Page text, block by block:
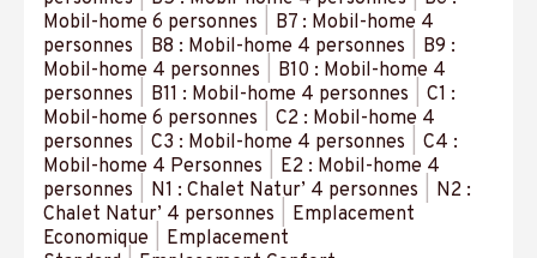
Mobil-home 6 personnes
B7 : Mobil-home 4
personnes
B8 : Mobil-home 4 personnes
B9 :
Mobil-home 4 personnes
B10 : Mobil-home 4
personnes
B11 : Mobil-home 4 personnes
C1 :
Mobil-home 6 personnes
C2 : Mobil-home 4
personnes
C3 : Mobil-home 4 personnes
C4 :
Mobil-home 4 Personnes
E2 : Mobil-home 4
personnes
N1 : Chalet Natur’ 4 personnes
N2 :
Chalet Natur’ 4 personnes
Emplacement
Economique
Emplacement